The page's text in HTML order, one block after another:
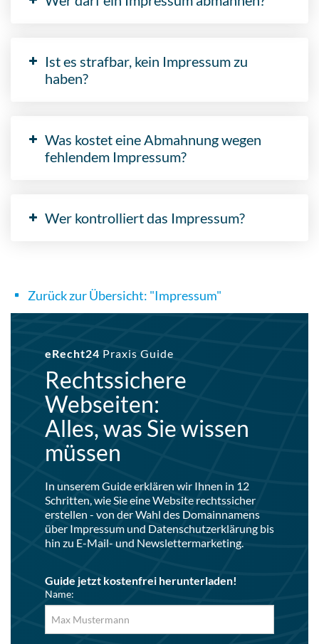
Ist es strafbar, kein Impressum zu
haben?
Was kostet eine Abmahnung wegen
fehlendem Impressum?
Wer kontrolliert das Impressum?
Zurück zur Übersicht: "Impressum"
eRecht24 Praxis Guide
Rechtssichere
Webseiten:
Alles, was Sie wissen
müssen
In unserem Guide erklären wir Ihnen in 12
Schritten, wie Sie eine Website rechtssicher
erstellen - von der Wahl des Domainnamens
über Impressum und Datenschutzerklärung bis
hin zu E-Mail- und Newslettermarketing.
Guide jetzt kostenfrei herunterladen!
Name: